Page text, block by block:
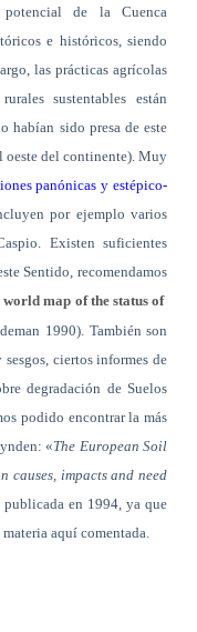
de la Cuenca
e históricos, siendo
las prácticas agrícolas
sustentables están
habían sido presa de este
oeste del continente). Muy
panónicas y estépico-
por ejemplo varios
Existen suficientes
Sentido, recomendamos
world map of the status of
1990). También son
ciertos informes de
degradación de Suelos
podido encontrar la más
«The European Soil
causes, impacts and need
publicada en 1994, ya que
aquí comentada.